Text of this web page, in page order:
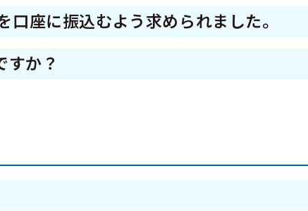
者すべてが当選者となっておりますので、6
に登録された住所にのみ郵送いたします。（
は、利用者向けコールセンターにお問い合
口座に振込むよう求められました。
外で商品券代金をお支払いいただくことは
の他の方法で支払いを求められた場合は、
すか？
ーまでお問い合わせください。